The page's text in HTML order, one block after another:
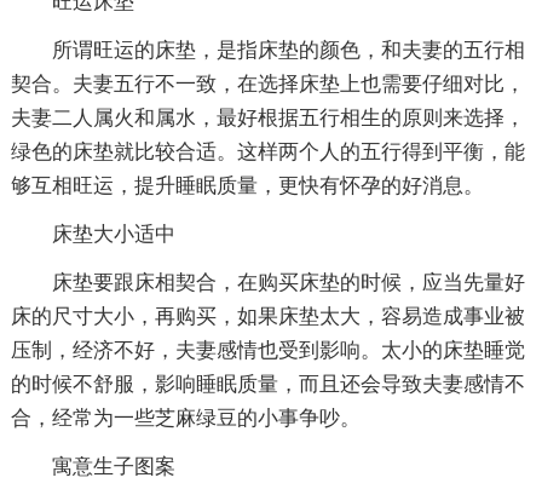
所谓旺运的床垫，是指床垫的颜色，和夫妻的五行相
契合。夫妻五行不一致，在选择床垫上也需要仔细对比，
夫妻二人属火和属水，最好根据五行相生的原则来选择，
绿色的床垫就比较合适。这样两个人的五行得到平衡，能
够互相旺运，提升睡眠质量，更快有怀孕的好消息。
床垫大小适中
床垫要跟床相契合，在购买床垫的时候，应当先量好
床的尺寸大小，再购买，如果床垫太大，容易造成事业被
压制，经济不好，夫妻感情也受到影响。太小的床垫睡觉
的时候不舒服，影响睡眠质量，而且还会导致夫妻感情不
合，经常为一些芝麻绿豆的小事争吵。
寓意生子图案